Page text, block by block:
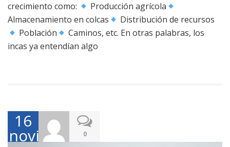
crecimiento como:
Producción agrícola
Almacenamiento en colcas
Distribución de recursos
Población
Caminos, etc. En otras palabras, los
incas ya entendían algo
16
noviembre,
0